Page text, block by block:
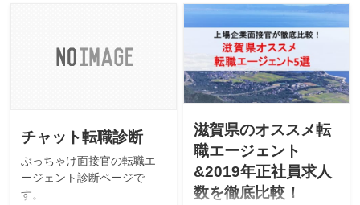
ませんか？上場企業の面接
官が「三重県のオススメ転
します！
たい」「奈良にUターン転職
したいけど不安」と悩んで
ませんか？上場企業の面接
官が「奈良県のオススメ転
職エージェント」「最新
2019年エージェントごとの
します！
チャット転職診断
ぶっちゃけ面接官の転職エ
ージェント診断ページで
す。
滋賀県のオススメ転
職エージェント
&2019年正社員求人
数を徹底比較！